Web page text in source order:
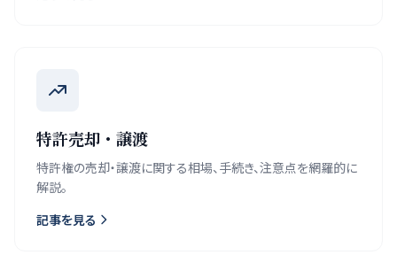
特許売却・譲渡
特許権の売却・譲渡に関する相場、手続き、注意点を網羅的に
解説。
記事を見る